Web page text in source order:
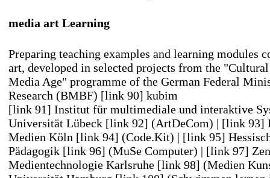
media art Learning
Preparing teaching examples and learning modules
art, developed in selected projects from the
Media Age" programme of the German Federal
Research (BMBF) [link 90] kubim
[link 91] Institut für multimediale und interaktive
Universität Lübeck [link 92] (ArtDeCom) | [link 93]
Medien Köln [link 94] (Code.Kit) | [link 95]
Pädagogik [link 96] (MuSe Computer) | [link 97]
Medientechnologie Karlsruhe [link 98] (Medien